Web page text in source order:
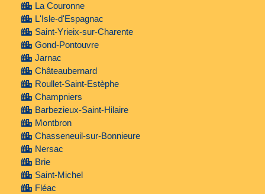
La Couronne
L'Isle-d'Espagnac
Saint-Yrieix-sur-Charente
Gond-Pontouvre
Jarnac
Châteaubernard
Roullet-Saint-Estèphe
Champniers
Barbezieux-Saint-Hilaire
Montbron
Chasseneuil-sur-Bonnieure
Nersac
Brie
Saint-Michel
Fléac